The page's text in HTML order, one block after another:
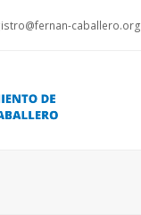
caballero.org